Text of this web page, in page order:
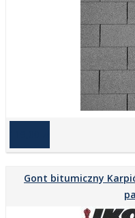
Gont bitumiczny